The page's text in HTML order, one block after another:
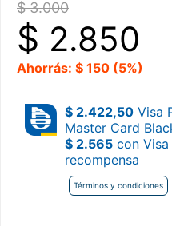
$ 3.000
$ 2.850
Ahorrás: $ 150 (5%)
$ 2.422,50 Visa
Master Card
$ 2.565 con
recompensa
Términos y condiciones